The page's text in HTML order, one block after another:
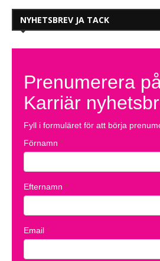
NYHETSBREV JA TACK